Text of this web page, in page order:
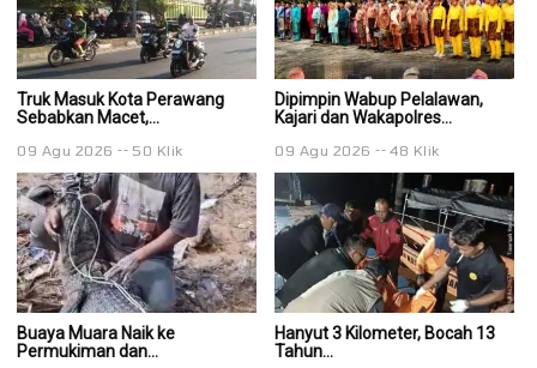
Truk Masuk Kota Perawang
Sebabkan Macet,...
09 Agu 2026 50 Klik
Dipimpin Wabup Pelalawan,
Kajari dan Wakapolres...
09 Agu 2026 48 Klik
Buaya Muara Naik ke
Permukiman dan...
Hanyut 3 Kilometer, Bocah 13
Tahun...